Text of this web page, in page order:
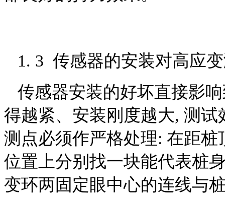
1. 3 传感器的安装对高应
传感器安装的好坏直接影
得越紧、安装刚度越大, 测
测点必须作严格处理: 在距桩
位置上分别找一块能代表桩
变环两固定眼中心的连线与